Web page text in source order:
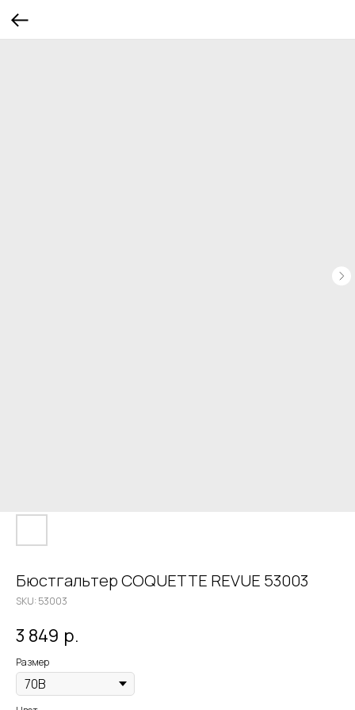
Бюстгальтер COQUETTE REVUE 53003
SKU: 53003
3 849 р.
Размер